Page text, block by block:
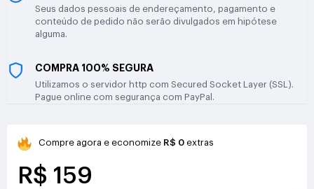
Seus dados pessoais de endereçamento, pagamento e
conteúdo de pedido não serão divulgados em hipótese
alguma.
COMPRA 100% SEGURA
Utilizamos o servidor http com Secured Socket Layer (SSL).
Pague online com segurança com PayPal.
Compre agora e economize R$ 0 extras
R$ 159